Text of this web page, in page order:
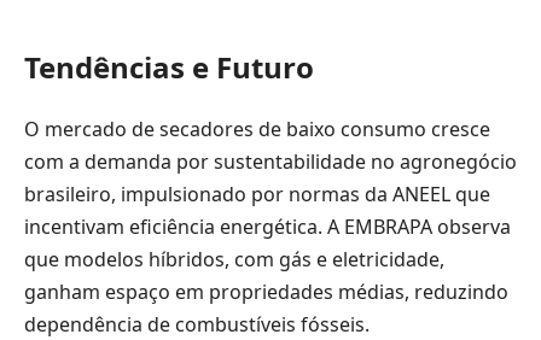
Tendências e Futuro
O mercado de secadores de baixo consumo cresce
com a demanda por sustentabilidade no agronegócio
brasileiro, impulsionado por normas da ANEEL que
incentivam eficiência energética. A EMBRAPA observa
que modelos híbridos, com gás e eletricidade,
ganham espaço em propriedades médias, reduzindo
dependência de combustíveis fósseis.